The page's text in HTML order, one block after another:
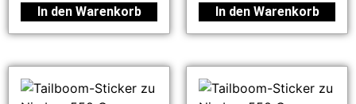
In den Warenkorb In den Warenkorb